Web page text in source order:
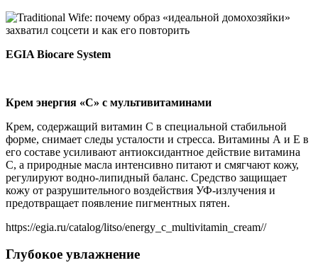
EGIA Biocare System
Крем энергия «С» с мультивитаминами
Крем, содержащий витамин C в специальной стабильной
форме, снимает следы усталости и стресса. Витамины А и Е в
его составе усиливают антиоксидантное действие витамина
С, а природные масла интенсивно питают и смягчают кожу,
регулируют водно-липидный баланс. Средство защищает
кожу от разрушительного воздействия УФ-излучения и
предотвращает появление пигментных пятен.
https://egia.ru/catalog/litso/energy_c_multivitamin_cream//
Глубокое увлажнение